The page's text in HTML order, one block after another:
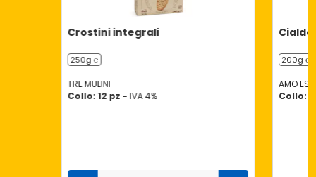
Crostini integrali
250g ℮
TRE MULINI
Collo: 12 pz - IVA 4%
Cialde
200g ℮
AMO
Collo: